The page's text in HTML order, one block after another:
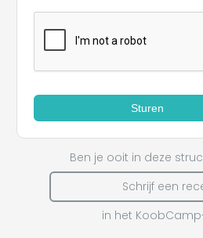
Sturen
Ben je ooit in deze
Schrijf een
in het